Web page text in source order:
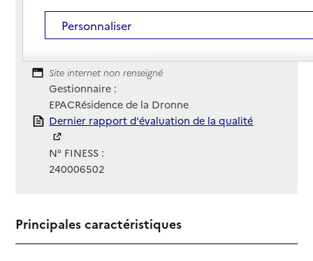
Voir itinéraire
Téléphone :
05 53 02 36 36
Site Internet
Site internet non renseigné
Gestionnaire :
EPACRésidence de la Dronne
Rapport HAS
Dernier rapport d'évaluation de la qualité
N° FINESS :
240006502
Principales caractéristiques
Personnaliser